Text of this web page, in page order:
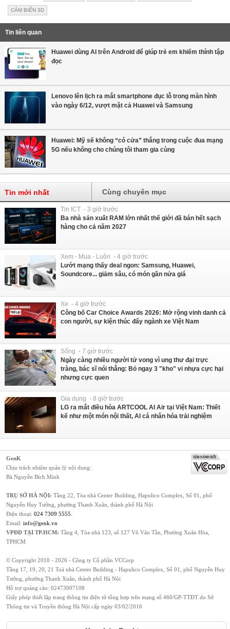
CẢM BIẾN 3D
Tin liên quan
Huawei dùng AI trên Android để giúp trẻ em khiếm thính tập
đọc
Lenovo lên lịch ra mắt smartphone đục lỗ trong màn hình
vào ngày 6/12, vượt mặt cả Huawei và Samsung
Huawei: Mỹ sẽ không “có cửa” thắng trong cuộc đua mạng
5G nếu không cho chúng tôi tham gia cùng
Tin mới nhất Cùng chuyên mục
Tin ICT - 3 giờ trước
Ba nhà sản xuất RAM lớn nhất thế giới đã bán hết sạch
hàng cho cả năm 2027
Xem - Mua - Luôn - 4 giờ trước
Lướt mạng thấy deal ngon: Samsung, Huawei,
Soundcore... giảm sâu, có món gần nửa giá
Xe - 4 giờ trước
Công bố Car Choice Awards 2026: Mở rộng vinh danh cả
con người, sự kiện thúc đẩy ngành xe Việt Nam
Sống - 7 giờ trước
Ngày càng nhiều người tử vong vì ung thư đại trực
tràng, bác sĩ nói thẳng: Bỏ ngay 3 "kho" vi nhựa cực hại
nhưng cực quen
Gia dụng - 8 giờ trước
LG ra mắt điều hòa ARTCOOL AI Air tại Việt Nam: Thiết
kế như một món nội thất, AI cá nhân hóa trải nghiệm
GenK
Chịu trách nhiệm quản lý nội dung:
Bà Nguyễn Bích Minh
TRỤ SỞ HÀ NỘI: Tầng 22, Tòa nhà Center Building, Hapulico Complex, Số 01, phố
Nguyễn Huy Tưởng, phường Thanh Xuân, thành phố Hà Nội
Điện thoại: 024 7309 5555
Email: info@genk.vn
VPĐD TẠI TP.HCM: Tầng 4, Tòa nhà 123, số 127 Võ Văn Tần, Phường Xuân Hòa,
TPHCM
© Copyright 2010 - 2026 - Công ty Cổ phần VCCorp
Tầng 17, 19, 20, 21 Toà nhà Center Building - Hapulico Complex, Số 01, phố Nguyễn Huy
Tưởng, phường Thanh Xuân, thành phố Hà Nội
Hỗ trợ quảng cáo: 02473007108
Giấy phép thiết lập trang thông tin điện tử tổng hợp trên mạng số 460/GP-TTĐT do Sở
Thông tin và Truyền thông Hà Nội cấp ngày 03/02/2016